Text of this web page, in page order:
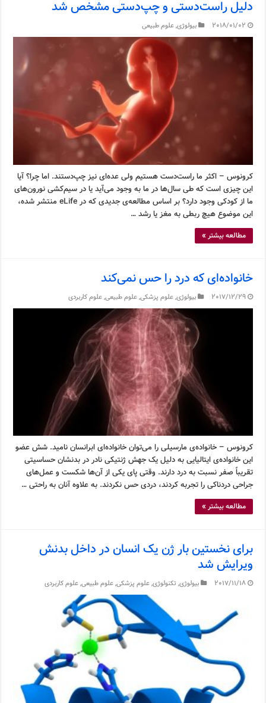
دلیل راست‌دستی و چپ‌دستی مشخص شد
2018/01/02 بیولوژی,علوم طبیعی
کرونوس – اکثر ما راست‌دست هستیم ولی عده‌ای نیز چپ‌دستند. اما چرا؟ آیا
این چیزی است که طی سال‌ها در ما به وجود می‌آید یا در سیم‌کشی نورون‌های
ما از کودکی وجود دارد؟ بر اساس مطالعه‌ی جدیدی که در eLife منتشر شده،
این موضوع هیچ ربطی به مغز یا رشد …
مطالعه بیشتر »
خانواده‌ای که درد را حس نمی‌کند
2017/12/29 بیولوژی,علوم پزشکی,علوم طبیعی,علوم کاربردی
کرونوس – خانواده‌ی مارسیلی را می‌توان خانواده‌ای ابرانسان نامید. شش عضو
این خانواده‌ی ایتالیایی به دلیل یک جهش ژنتیکی نادر در بدنشان حساسیتی
تقریباً صفر نسبت به درد دارند. وقتی پای یکی از آن‌ها شکست و عمل‌های
جراحی دردناکی را تجربه کردند، دردی حس نکردند. به علاوه آنان به راحتی …
مطالعه بیشتر »
برای نخستین بار ژن یک انسان در داخل بدنش
ویرایش شد
2017/11/18 بیولوژی, تکنولوژی,علوم پزشکی,علوم طبیعی,علوم کاربردی